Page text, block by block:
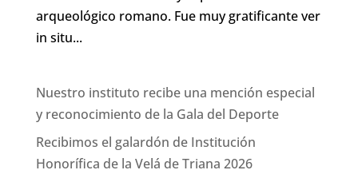
arqueológico romano. Fue muy gratificante ver
in situ...
Nuestro instituto recibe una mención especial
y reconocimiento de la Gala del Deporte
Recibimos el galardón de Institución
Honorífica de la Velá de Triana 2026